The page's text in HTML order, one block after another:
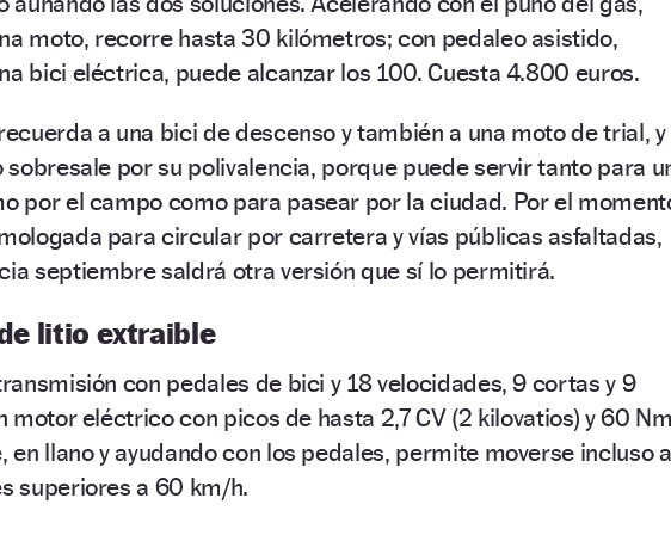
moto, recorre hasta 30 kilómetros; con pedaleo asistido,
bici eléctrica, puede alcanzar los 100. Cuesta 4.800 euros.
a una bici de descenso y también a una moto de trial, y
sobresale por su polivalencia, porque puede servir tanto para
por el campo como para pasear por la ciudad. Por el
para circular por carretera y vías públicas asfaltadas,
septiembre saldrá otra versión que sí lo permitirá.
litio extraible
con pedales de bici y 18 velocidades, 9 cortas y 9
motor eléctrico con picos de hasta 2,7 CV (2 kilovatios) y 60 Nm
en llano y ayudando con los pedales, permite moverse incluso a
superiores a 60 km/h.